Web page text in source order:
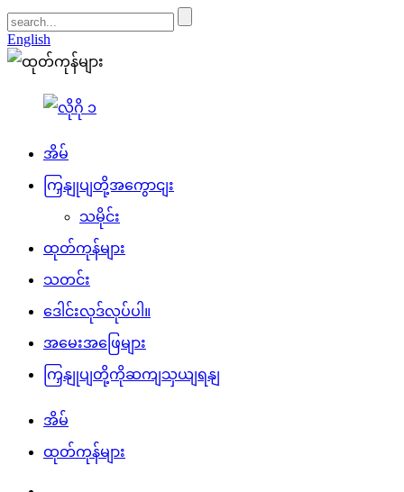
English
အိမ်
ကြှနျုပျတို့အကွောငျး
သမိုင်း
ထုတ်ကုန်များ
သတင်း
ဒေါင်းလုဒ်လုပ်ပါ။
အမေးအဖြေများ
ကြှနျုပျတို့ကိုဆကျသှယျရနျ
အိမ်
ထုတ်ကုန်များ